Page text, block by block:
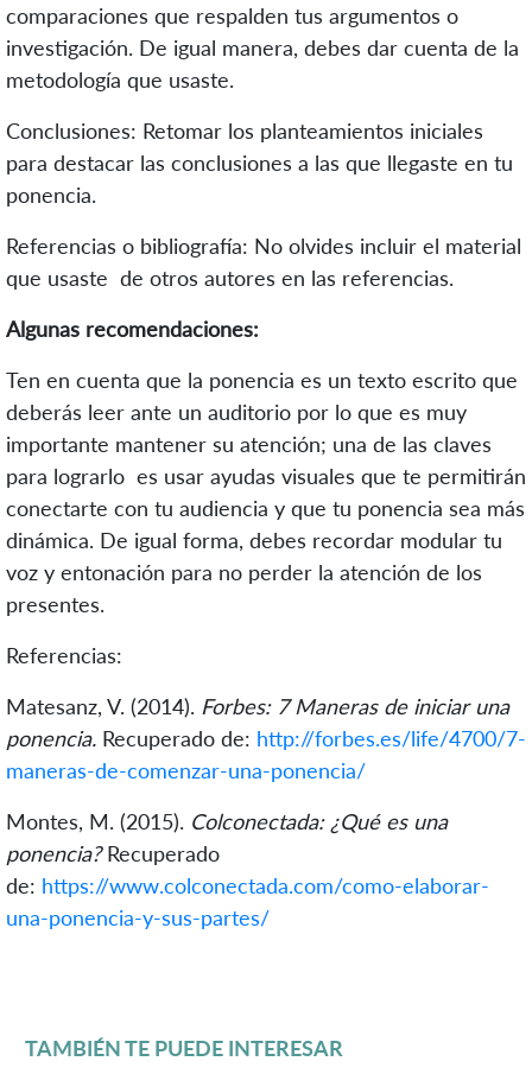
comparaciones que respalden tus argumentos o
investigación. De igual manera, debes dar cuenta de la
metodología que usaste.
Conclusiones: Retomar los planteamientos iniciales
para destacar las conclusiones a las que llegaste en tu
ponencia.
Referencias o bibliografía: No olvides incluir el material
que usaste de otros autores en las referencias.
Algunas recomendaciones:
Ten en cuenta que la ponencia es un texto escrito que
deberás leer ante un auditorio por lo que es muy
importante mantener su atención; una de las claves
para lograrlo es usar ayudas visuales que te permitirán
conectarte con tu audiencia y que tu ponencia sea más
dinámica. De igual forma, debes recordar modular tu
voz y entonación para no perder la atención de los
presentes.
Referencias:
Matesanz, V. (2014). Forbes: 7 Maneras de iniciar una
ponencia. Recuperado de: http://forbes.es/life/4700/7-
maneras-de-comenzar-una-ponencia/
Montes, M. (2015). Colconectada: ¿Qué es una
ponencia?Recuperado
de: https://www.colconectada.com/como-elaborar-
una-ponencia-y-sus-partes/
TAMBIÉN TE PUEDE INTERESAR